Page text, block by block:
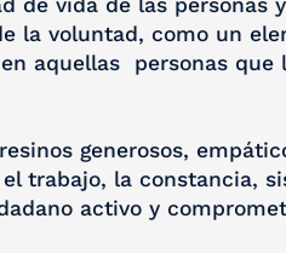
de vida de las personas
la voluntad, como un
aquellas personas
generosos,
trabajo, la constancia,
activo y